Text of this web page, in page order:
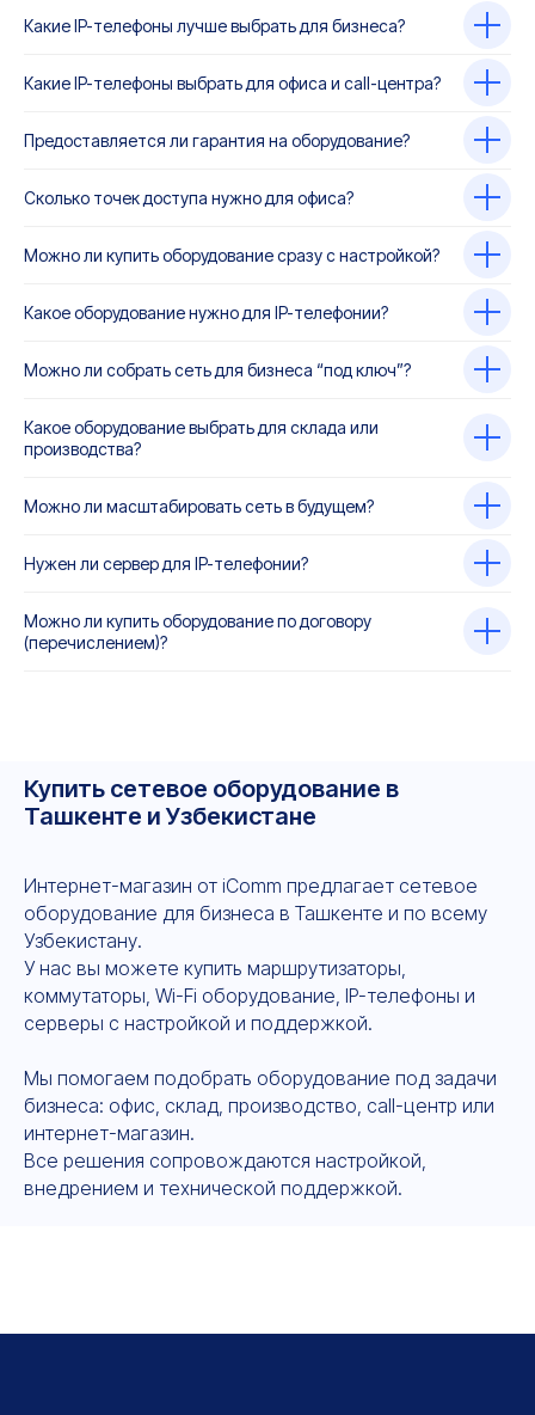
Какие IP-телефоны лучше выбрать для бизнеса?
Какие IP-телефоны выбрать для офиса и call-центра?
Предоставляется ли гарантия на оборудование?
Сколько точек доступа нужно для офиса?
Можно ли купить оборудование сразу с настройкой?
Какое оборудование нужно для IP-телефонии?
Можно ли собрать сеть для бизнеса “под ключ”?
Какое оборудование выбрать для склада или
производства?
Можно ли масштабировать сеть в будущем?
Нужен ли сервер для IP-телефонии?
Можно ли купить оборудование по договору
(перечислением)?
Купить сетевое оборудование в
Ташкенте и Узбекистане
Интернет-магазин от iComm предлагает сетевое
оборудование для бизнеса в Ташкенте и по всему
Узбекистану.
У нас вы можете купить маршрутизаторы,
коммутаторы, Wi-Fi оборудование, IP-телефоны и
серверы с настройкой и поддержкой.
Мы помогаем подобрать оборудование под задачи
бизнеса: офис, склад, производство, call-центр или
интернет-магазин.
Все решения сопровождаются настройкой,
внедрением и технической поддержкой.